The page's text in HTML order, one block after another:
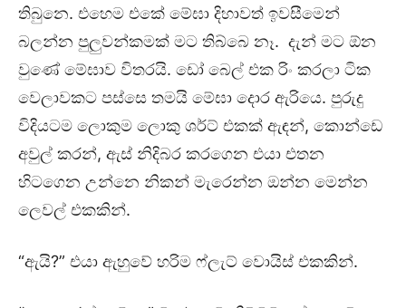
තිබුනෙ. එහෙම එකේ මේඝා දිහාවත් ඉවසීමෙන්
බලන්න පුලුවන්කමක් මට තිබ්බෙ නෑ. දැන් මට ඕන
වුණේ මේඝාව විතරයි. ඩෝ බෙල් එක රිං කරලා ටික
වෙලාවකට පස්සෙ තමයි මේඝා දොර ඇරියෙ. පුරුදු
විදියටම ලොකුම ලොකු ශර්ට් එකක් ඇඳන්, කොන්ඩෙ
අවුල් කරන්, ඇස් නිදිබර කරගෙන එයා එතන
හිටගෙන උන්නෙ නිකන් මැරෙන්න ඔන්න මෙන්න
ලෙවල් එකකින්.
“ඇයි?” එයා ඇහුවේ හරිම ෆ්ලැට් වොයිස් එකකින්.